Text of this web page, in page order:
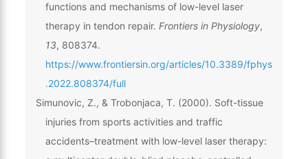
functions and mechanisms of low-level laser
therapy in tendon repair. Frontiers in Physiology,
13, 808374.
https://www.frontiersin.org/articles/10.3389/fphys
.2022.808374/full
Simunovic, Z., & Trobonjaca, T. (2000). Soft-tissue
injuries from sports activities and traffic
accidents–treatment with low-level laser therapy: